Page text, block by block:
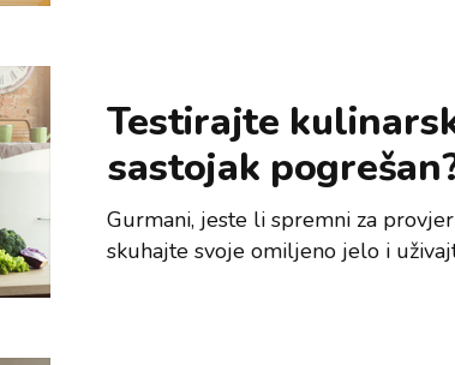
Testirajte
sastojak
Gurmani, jeste li spremni za
skuhajte svoje omiljeno jelo i